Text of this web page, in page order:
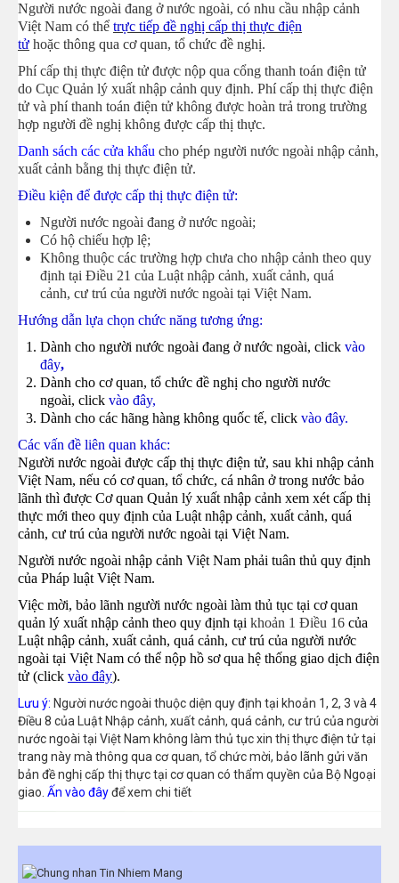
Người nước ngoài đang ở nước ngoài, có nhu cầu nhập cảnh
Việt Nam có thể trực tiếp đề nghị cấp thị thực điện
tử hoặc thông qua cơ quan, tổ chức đề nghị.
Phí cấp thị thực điện tử được nộp qua cổng thanh toán điện tử
do Cục Quản lý xuất nhập cảnh quy định. Phí cấp thị thực điện
tử và phí thanh toán điện tử không được hoàn trả trong trường
hợp người đề nghị không được cấp thị thực.
Danh sách các cửa khẩu cho phép người nước ngoài nhập cảnh,
xuất cảnh bằng thị thực điện tử.
Điều kiện để được cấp thị thực điện tử:
Người nước ngoài đang ở nước ngoài;
Có hộ chiếu hợp lệ;
Không thuộc các trường hợp chưa cho nhập cảnh theo quy
định tại Điều 21 của Luật nhập cảnh, xuất cảnh, quá
cảnh, cư trú của người nước ngoài tại Việt Nam.
Hướng dẫn lựa chọn chức năng tương ứng:
Dành cho người nước ngoài đang ở nước ngoài, click vào
đây,
Dành cho cơ quan, tổ chức đề nghị cho người nước
ngoài, click vào đây,
Dành cho các hãng hàng không quốc tế, click vào đây.
Các vấn đề liên quan khác:
Người nước ngoài được cấp thị thực điện tử, sau khi nhập cảnh
Việt Nam, nếu có cơ quan, tổ chức, cá nhân ở trong nước bảo
lãnh thì được Cơ quan Quản lý xuất nhập cảnh xem xét cấp thị
thực mới theo quy định của Luật nhập cảnh, xuất cảnh, quá
cảnh, cư trú của người nước ngoài tại Việt Nam.
Người nước ngoài nhập cảnh Việt Nam phải tuân thủ quy định
của Pháp luật Việt Nam.
Việc mời, bảo lãnh người nước ngoài làm thủ tục tại cơ quan
quản lý xuất nhập cảnh theo quy định tại khoản 1 Điều 16 của
Luật nhập cảnh, xuất cảnh, quá cảnh, cư trú của người nước
ngoài tại Việt Nam có thể nộp hồ sơ qua hệ thống giao dịch điện
tử (click vào đây).
Lưu ý: Người nước ngoài thuộc diện quy định tại khoản 1, 2, 3 và 4
Điều 8 của Luật Nhập cảnh, xuất cảnh, quá cảnh, cư trú của người
nước ngoài tại Việt Nam không làm thủ tục xin thị thực điện tử tại
trang này mà thông qua cơ quan, tổ chức mời, bảo lãnh gửi văn
bản đề nghị cấp thị thực tại cơ quan có thẩm quyền của Bộ Ngoại
giao. Ấn vào đâyđể xem chi tiết